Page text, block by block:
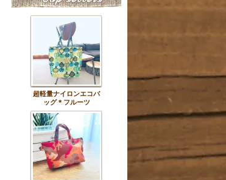
超軽量ナイロンエコバ
ッグ＊フルーツ